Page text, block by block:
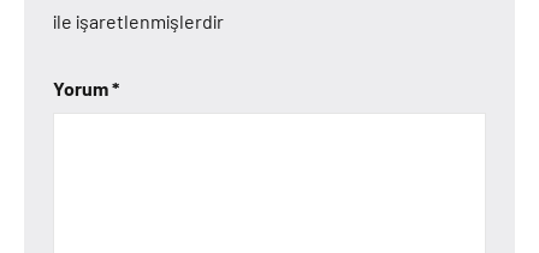
ile işaretlenmişlerdir
Yorum*